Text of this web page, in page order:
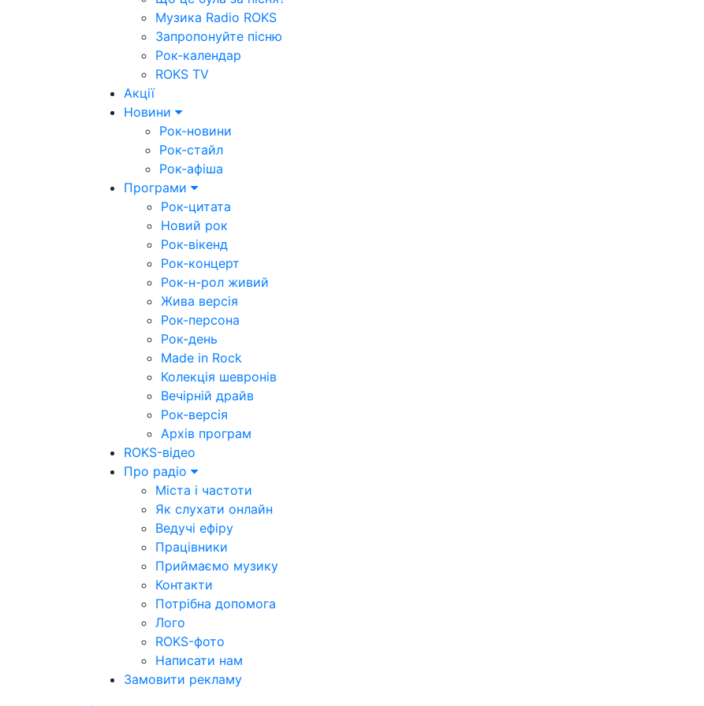
Музика Radio ROKS
Запропонуйте пісню
Рок-календар
ROKS TV
Акції
Новини
Рок-новини
Рок-стайл
Рок-афіша
Програми
Рок-цитата
Новий рок
Рок-вікенд
Рок-концерт
Рок-н-рол живий
Жива версія
Рок-персона
Рок-день
Made in Rock
Колекція шевронів
Вечірній драйв
Рок-версія
Архів програм
ROKS-відео
Про радіо
Міста і частоти
Як слухати онлайн
Ведучі ефіру
Працівники
Приймаємо музику
Контакти
Потрібна допомога
Лого
ROKS-фото
Написати нам
Замовити рекламу